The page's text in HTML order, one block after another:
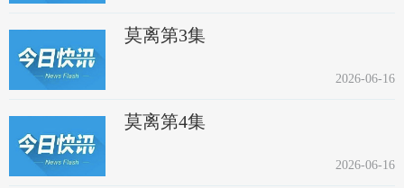
莫离第3集
2026-06-16
莫离第4集
2026-06-16